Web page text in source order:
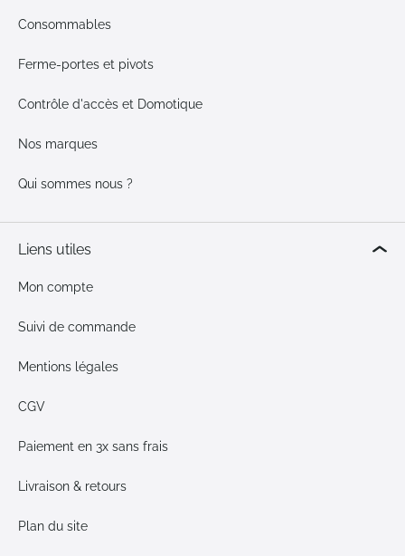
Consommables
Ferme-portes et pivots
Contrôle d'accès et Domotique
Nos marques
Qui sommes nous ?
Liens utiles
Mon compte
Suivi de commande
Mentions légales
CGV
Paiement en 3x sans frais
Livraison & retours
Plan du site